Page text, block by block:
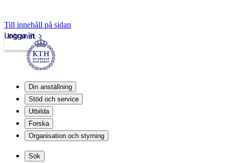
Till innehåll på sidan
Intranät
Logga in
Din anställning
Stöd och service
Utbilda
Forska
Organisation och styrning
Sök